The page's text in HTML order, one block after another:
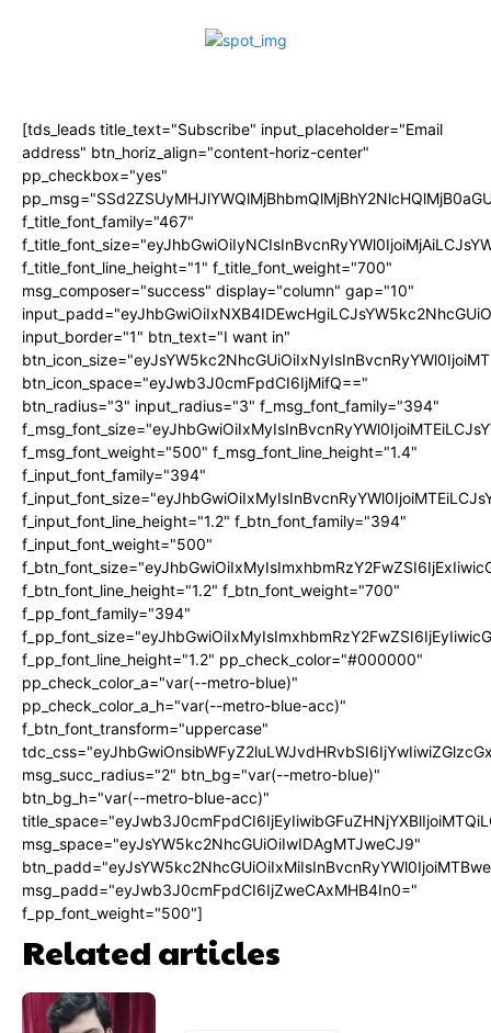
[tds_leads title_text="Subscribe" input_placeholder="Email
address" btn_horiz_align="content-horiz-center"
pp_checkbox="yes"
f_title_font_family="467"
f_title_font_line_height="1" f_title_font_weight="700"
msg_composer="success" display="column" gap="10"
input_border="1" btn_text="I want in"
btn_icon_space="eyJwb3J0cmFpdCI6IjMifQ=="
btn_radius="3" input_radius="3" f_msg_font_family="394"
f_msg_font_weight="500" f_msg_font_line_height="1.4"
f_input_font_family="394"
f_input_font_line_height="1.2" f_btn_font_family="394"
f_input_font_weight="500"
f_btn_font_line_height="1.2" f_btn_font_weight="700"
f_pp_font_family="394"
f_pp_font_line_height="1.2" pp_check_color="#000000"
pp_check_color_a="var(--metro-blue)"
pp_check_color_a_h="var(--metro-blue-acc)"
f_btn_font_transform="uppercase"
msg_succ_radius="2" btn_bg="var(--metro-blue)"
btn_bg_h="var(--metro-blue-acc)"
msg_space="eyJsYW5kc2NhcGUiOiIwIDAgMTJweCJ9"
msg_padd="eyJwb3J0cmFpdCI6IjZweCAxMHB4In0="
f_pp_font_weight="500"]
Related articles